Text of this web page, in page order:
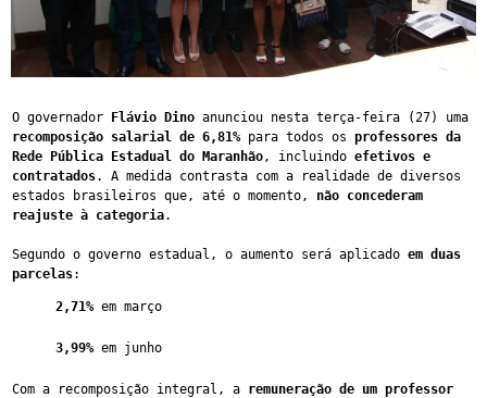
O governador Flávio Dino
recomposição salarial de 6,81% para todos os professores da
Rede Pública Estadual do Maranhão, incluindo efetivos e
contratados. A medida contrasta com a realidade de diversos
estados brasileiros que, até o momento, não concederam
reajuste à categoria.
Segundo o governo estadual, o aumento será aplicado em duas
parcelas:
2,71% em março
3,99% em junho
Com a recomposição integral, a remuneração de um professor